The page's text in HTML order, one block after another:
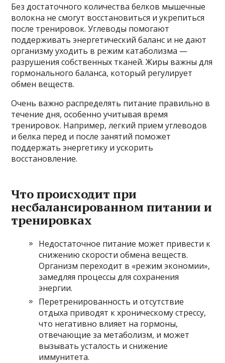
Без достаточного количества белков мышечные
волокна не смогут восстановиться и укрепиться
после тренировок. Углеводы помогают
поддерживать энергетический баланс и не дают
организму уходить в режим катаболизма —
разрушения собственных тканей. Жиры важны для
гормонального баланса, который регулирует
обмен веществ.
Очень важно распределять питание правильно в
течение дня, особенно учитывая время
тренировок. Например, легкий прием углеводов
и белка перед и после занятий поможет
поддержать энергетику и ускорить
восстановление.
Что происходит при
несбалансированном питании и
тренировках
Недостаточное питание может привести к
снижению скорости обмена веществ.
Организм переходит в «режим экономии»,
замедляя процессы для сохранения
энергии.
Перетренированность и отсутствие
отдыха приводят к хроническому стрессу,
что негативно влияет на гормоны,
отвечающие за метаболизм, и может
вызывать усталость и снижение
иммунитета.